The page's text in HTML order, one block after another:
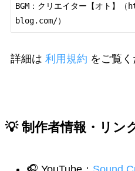
BGM：クリエイター【オト
blog.com/）
詳細は 利用規約 をご覧く
💡 制作者情報・リン